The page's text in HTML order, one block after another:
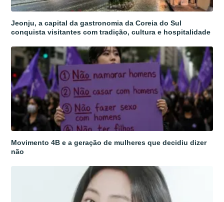
Jeonju, a capital da gastronomia da Coreia do Sul
conquista visitantes com tradição, cultura e hospitalidade
Movimento 4B e a geração de mulheres que decidiu dizer
não